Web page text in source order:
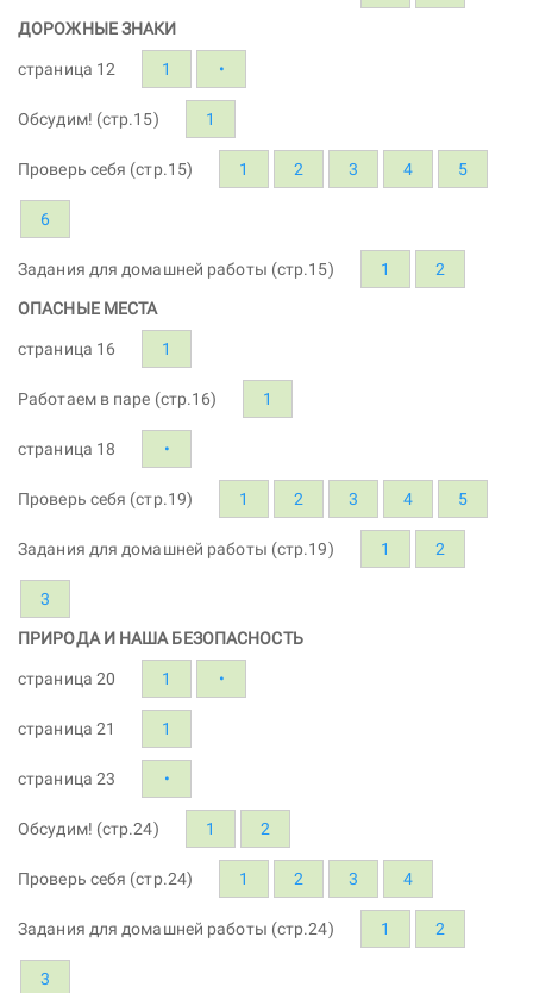
ДОРОЖНЫЕ ЗНАКИ
страница 12 1 •
Обсудим! (стр.15) 1
Проверь себя (стр.15) 1 2 3 4 5
6
Задания для домашней работы (стр.15) 1 2
ОПАСНЫЕ МЕСТА
страница 16 1
Работаем в паре (стр.16) 1
страница 18 •
Проверь себя (стр.19) 1 2 3 4 5
Задания для домашней работы (стр.19) 1 2
3
ПРИРОДА И НАША БЕЗОПАСНОСТЬ
страница 20 1 •
страница 21 1
страница 23 •
Обсудим! (стр.24) 1 2
Проверь себя (стр.24) 1 2 3 4
Задания для домашней работы (стр.24) 1 2
3